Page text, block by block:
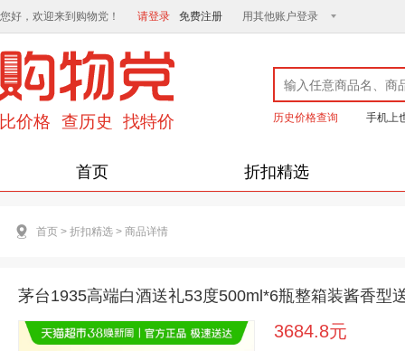
您好，欢迎来到购物党！ 请登录 免费注册 用其他账户登录
历史价格查询 手机上
首页 折扣精选
首页 > 折扣精选 > 商品详情
茅台1935高端白酒送礼53度500ml*6瓶整箱装酱香型
3684.8元